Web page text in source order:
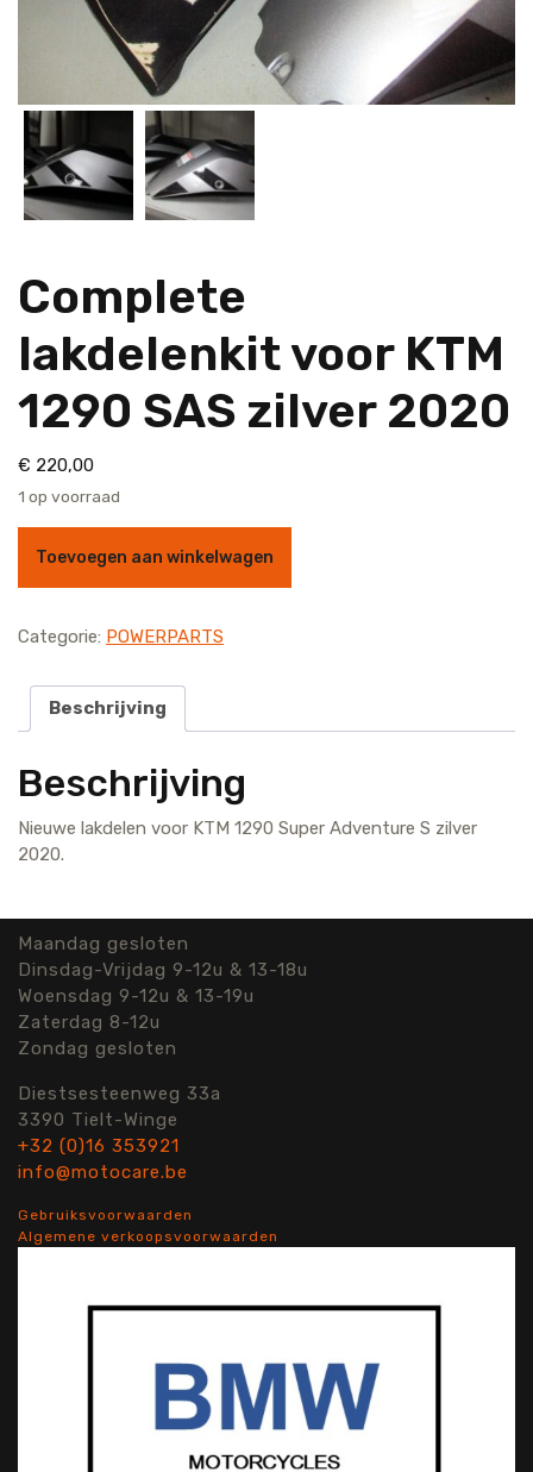
Complete
lakdelenkit voor KTM
1290 SAS zilver 2020
€ 220,00
1 op voorraad
Toevoegen aan winkelwagen
Categorie: POWERPARTS
Beschrijving
Beschrijving
Nieuwe lakdelen voor KTM 1290 Super Adventure S zilver
2020.
Maandag gesloten
Dinsdag-Vrijdag 9-12u & 13-18u
Woensdag 9-12u & 13-19u
Zaterdag 8-12u
Zondag gesloten
Diestsesteenweg 33a
3390 Tielt-Winge
+32 (0)16 353921
info@motocare.be
Gebruiksvoorwaarden
Algemene verkoopsvoorwaarden